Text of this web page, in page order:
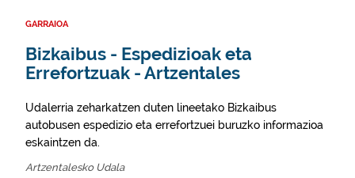
GARRAIOA
Bizkaibus - Espedizioak eta
Errefortzuak - Artzentales
Udalerria zeharkatzen duten lineetako Bizkaibus
autobusen espedizio eta errefortzuei buruzko informazioa
eskaintzen da.
Artzentalesko Udala